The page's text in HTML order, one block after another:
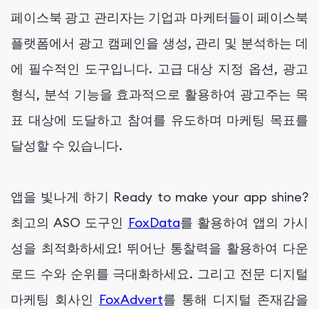
페이스북 광고 관리자는 기업과 마케터들이 페이스북
플랫폼에서 광고 캠페인을 생성, 관리 및 분석하는 데
에 필수적인 도구입니다. 고급 대상 지정 옵션, 광고
형식, 분석 기능을 효과적으로 활용하여 광고주는 목
표 대상에 도달하고 참여를 유도하며 마케팅 목표를
달성할 수 있습니다.
앱을 빛나게 하기 Ready to make your app shine?
최고의 ASO 도구인 FoxData를 활용하여 앱의 가시
성을 최적화하세요! 뛰어난 통찰력을 활용하여 다운
로드 수와 순위를 극대화하세요. 그리고 전문 디지털
마케팅 회사인 FoxAdvert를 통해 디지털 존재감을